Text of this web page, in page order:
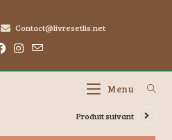
Contact@livresetlis.net
Menu
Produit suivant